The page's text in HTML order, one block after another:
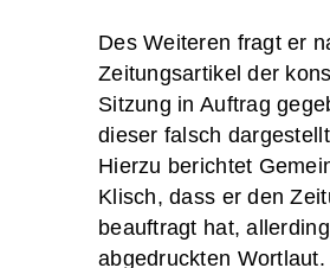
Des Weiteren fragt er
Zeitungsartikel der
Sitzung in Auftrag
dieser falsch
Hierzu berichtet
Klisch, dass er den
beauftragt hat,
abgedruckten Wortlaut.